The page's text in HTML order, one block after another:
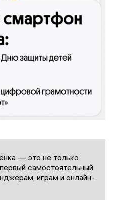
— это не только
самостоятельный
играм и онлайн-